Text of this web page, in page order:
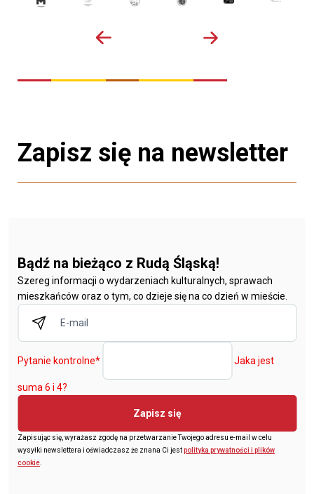
Zapisz się na newsletter
Bądź na bieżąco z Rudą Śląską!
Szereg informacji o wydarzeniach kulturalnych, sprawach
mieszkańców oraz o tym, co dzieje się na co dzień w mieście.
Pytanie kontrolne* Jaka jest
suma 6 i 4?
Zapisz się
Zapisując się, wyrażasz zgodę na przetwarzanie Twojego adresu e-mail w celu
wysyłki newslettera i oświadczasz że znana Ci jestpolityka prywatności i plików
cookie.